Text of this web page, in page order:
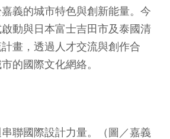
義的城市特色與創新能量。今
動與日本富士吉田市及泰國清
畫，透過人才交流與創作合
的國際文化網絡。
聯國際設計力量。（圖／嘉義